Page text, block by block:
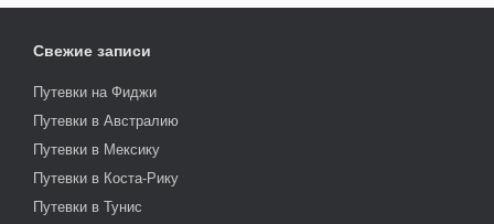
Свежие записи
Путевки на Фиджи
Путевки в Австралию
Путевки в Мексику
Путевки в Коста-Рику
Путевки в Тунис